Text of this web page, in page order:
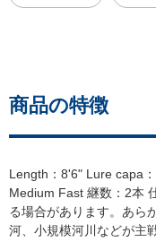
商品の特徴
Length：8'6" Lure capa
Medium Fast 継数：2本
る場合があります。あ
河、小規模河川などが主